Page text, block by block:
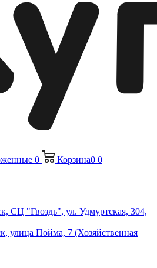
0 Корзина0 0
СЦ "Гвоздь", ул. Удмуртская, 304,
улица Пойма, 7 (Хозяйственная